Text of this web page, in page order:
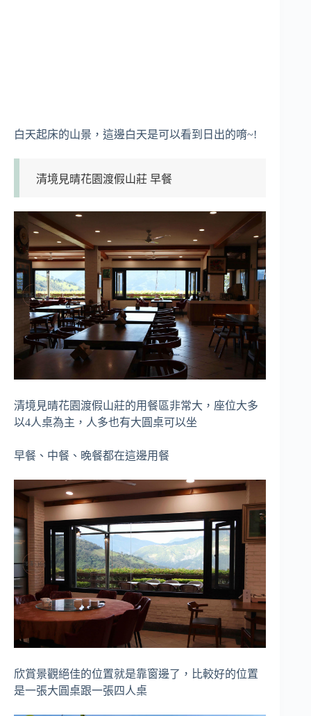
白天起床的山景，這邊白天是可以看到日出的唷~!
清境見晴花園渡假山莊 早餐
清境見晴花園渡假山莊的用餐區非常大，座位大多
以4人桌為主，人多也有大圓桌可以坐
早餐、中餐、晚餐都在這邊用餐
欣賞景觀絕佳的位置就是靠窗邊了，比較好的位置
是一張大圓桌跟一張四人桌